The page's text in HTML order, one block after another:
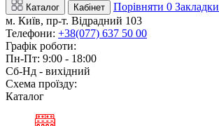
Каталог Кабінет Порівняти 0 Закладки
м. Київ, пр-т. Відрадний 103
Телефони: +38(077) 637 50 00
Графік роботи:
Пн-Пт: 9:00 - 18:00
Сб-Нд - вихідний
Схема проїзду:
Каталог